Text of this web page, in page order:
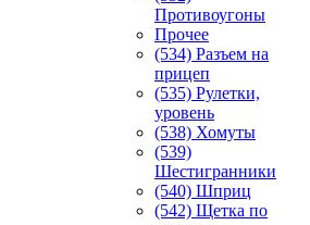
Противоугоны
Прочее
(534) Разъем на
прицеп
(535) Рулетки,
уровень
(538) Хомуты
(539)
Шестигранники
(540) Шприц
(542) Щетка по